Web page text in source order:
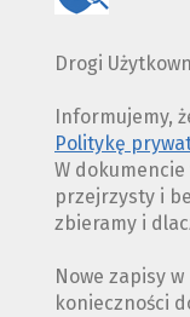
Drogi
Informujemy,
Politykę
W
przejrzysty i
zbieramy i
Nowe zapisy
konieczności